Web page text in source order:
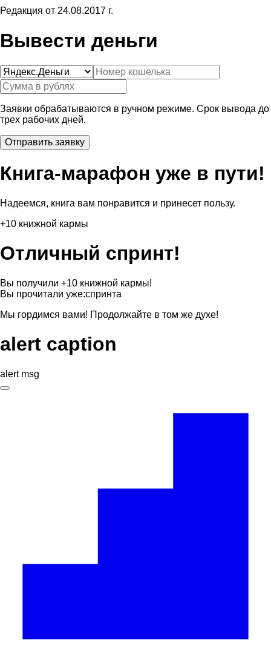
Редакция от 24.08.2017 г.
Вывести деньги
Заявки обрабатываются в ручном режиме. Срок вывода до
трех рабочих дней.
Книга-марафон уже в пути!
Надеемся, книга вам понравится и принесет пользу.
+10 книжной кармы
Отличный спринт!
Вы получили +10 книжной кармы!
Вы прочитали уже:спринта
Мы гордимся вами! Продолжайте в том же духе!
alert caption
alert msg